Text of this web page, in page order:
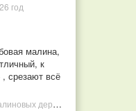
год
малина,
к
срезают всё
Товарищи, это РАЗВОД! Почему малиновых деревьев не бывает, или Как ушлые продавцы наживаются на мечтах садоводов